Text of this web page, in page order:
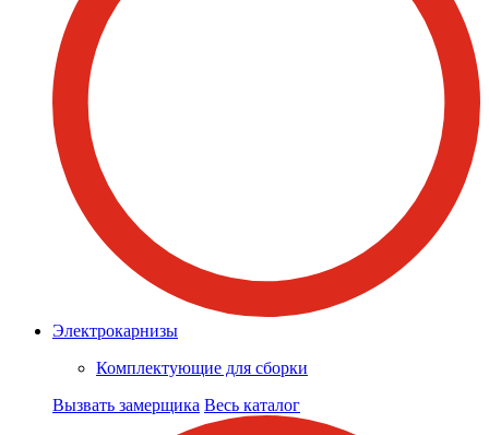
Электрокарнизы
Комплектующие для сборки
Вызвать замерщика Весь каталог